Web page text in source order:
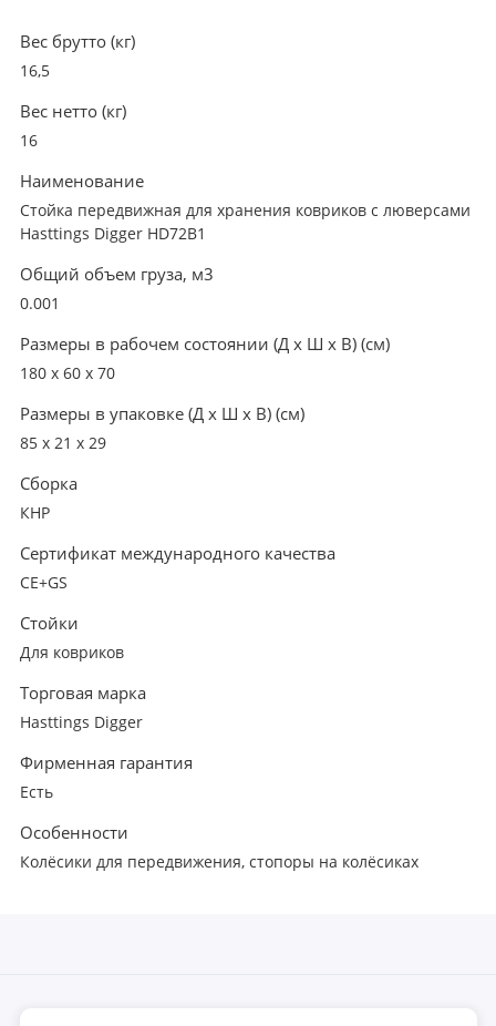
Вес брутто (кг)
16,5
Вес нетто (кг)
16
Наименование
Cтойка передвижная для хранения ковриков с люверсами
Hasttings Digger HD72B1
Общий объем груза, м3
0.001
Размеры в рабочем состоянии (Д х Ш х В) (см)
180 х 60 х 70
Размеры в упаковке (Д х Ш х В) (см)
85 х 21 х 29
Сборка
КНР
Сертификат международного качества
CE+GS
Стойки
Для ковриков
Торговая марка
Hasttings Digger
Фирменная гарантия
Есть
Особенности
Колёсики для передвижения, стопоры на колёсиках